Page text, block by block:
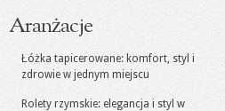
Aranżacje
Łóżka tapicerowane: komfort, styl i
zdrowie w jednym miejscu
Rolety rzymskie: elegancja i styl w